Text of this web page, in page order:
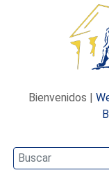
Bienvenidos |